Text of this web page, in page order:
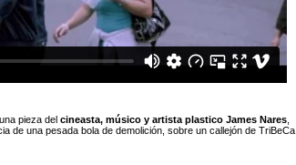
una pieza del cineasta, músico y artista plastico James Nares
de una pesada bola de demolición, sobre un callejón de TriBeCa.